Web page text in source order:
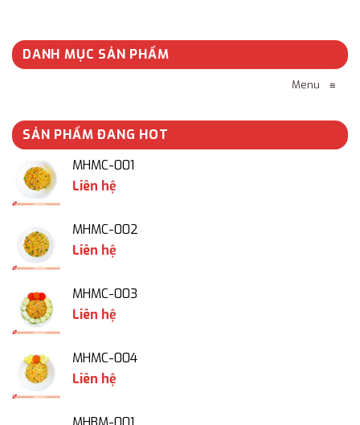
DANH MỤC SẢN PHẨM
Menu ≡
SẢN PHẨM ĐANG HOT
MHMC-001
Liên hệ
MHMC-002
Liên hệ
MHMC-003
Liên hệ
MHMC-004
Liên hệ